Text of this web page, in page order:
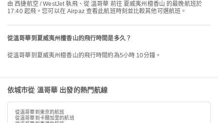
由 西捷航空 / WestJet 執飛、從 溫哥華 前往 夏威夷州檀香山 的最晚航班於
17:40 起飛。您可以在 Airpaz 查看此航班時刻並比較其他可選航班。
從溫哥華到夏威夷州檀香山的飛行時間是多久？
從溫哥華到夏威夷州檀香山的飛行時間約為5小時 10分鐘。
依城市從 溫哥華 出發的熱門航線
從溫哥華到東京的航班
從溫哥華到卡爾加里的航班